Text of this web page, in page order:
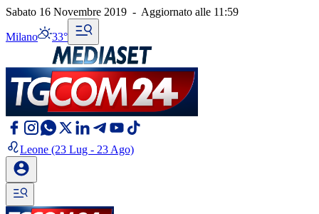
Sabato 16 Novembre 2019 - Aggiornato alle 11:59
Milano 33°
Leone (23 Lug - 23 Ago)